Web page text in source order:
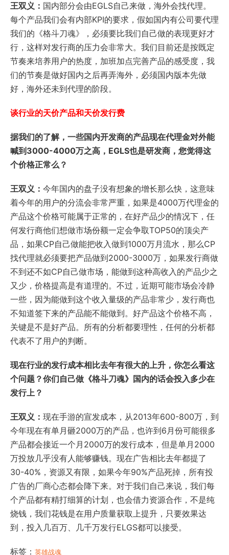
王双义： 国内部分会由EGLS自己来做，海外会找代理。
每个产品我们会有内部KPI的要求，假如国内有公司要代理
我们的《格斗刀魂》，必须要比我们自己做的表现更好才
行，这样对发行商的压力会非常大。我们目前还是按既定
节奏来培养用户的热度，加班加点完善产品的感受度，我
们的节奏是做好国内之后再弄海外，必须国内版本先做
好，海外还未到代理的阶段。
谈行业的天价产品和天价发行费
据我们的了解，一些国内开发商的产品现在代理金对外能
喊到3000-4000万之高，EGLS也是研发商，您觉得这
个价格正常么？
王双义： 今年国内的盘子没有想象的增长那么快，这意味
着今年的用户的分流会非常严重，如果是4000万代理金的
产品这个价格可能属于正常的，在好产品少的情况下，任
何发行商他们想做市场份额一定会争取TOP50的顶尖产
品，如果CP自己做能把收入做到1000万月流水，那么CP
找代理就必须要把产品做到2000-3000万，如果发行商做
不到还不如CP自己做市场，能做到这种高收入的产品少之
又少，价格提高是有道理的。不过，近期可能市场会冷静
一些，因为能做到这个收入量级的产品非常少，发行商也
不知道签下来的产品能不能做到。好产品这个价格不高，
关键是不是好产品。所有的分析都要理性，任何的分析都
代表不了用户的判断。
现在行业的发行成本相比去年有很大的上升，你怎么看这
个问题？你们自己做《格斗刀魂》国内的话会投入多少在
发行上？
王双义： 现在手游的宣发成本，从2013年600-800万，到
今年现在有单月砸2000万的产品，也许到6月份可能很多
产品都会接近一个月2000万的发行成本，但是单月2000
万投放几乎没有人能够赚钱。现在广告相比去年都提了
30-40%，资源又有限，如果今年90%产品死掉，所有投
广告的厂商心态都会降下来。对于我们自己来说，我们每
个产品都有精打细算的计划，也会借力资源合作，不是纯
烧钱，我们花钱是在用户质量获取上提升，只要效果达
到，投入几百万、几千万发行ELGS都可以接受。
标签： 英雄战魂